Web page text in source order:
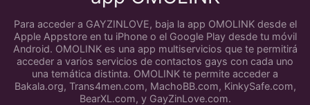
Para acceder a GAYZINLOVE, baja la app OMOLINK desde el
Apple Appstore en tu iPhone o el Google Play desde tu móvil
Android. OMOLINK es una app multiservicios que te permitirá
acceder a varios servicios de contactos gays con cada uno
una temática distinta. OMOLINK te permite acceder a
Bakala.org, Trans4men.com, MachoBB.com, KinkySafe.com,
BearXL.com, y GayZinLove.com.